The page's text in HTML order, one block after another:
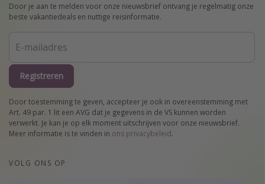
Door je aan te melden voor onze nieuwsbrief ontvang je regelmatig onze
beste vakantiedeals en nuttige reisinformatie.
Registreren
Door toestemming te geven, accepteer je ook in overeenstemming met
Art. 49 par. 1 lit een AVG dat je gegevens in de VS kunnen worden
verwerkt. Je kan je op elk moment uitschrijven voor onze nieuwsbrief.
Meer informatie is te vinden in ons privacybeleid.
VOLG ONS OP